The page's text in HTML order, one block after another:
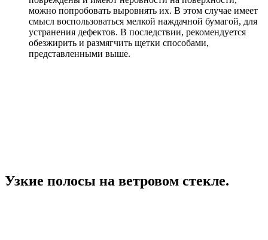
можно попробовать выровнять их. В этом случае имеет
смысл воспользоваться мелкой наждачной бумагой, для
устранения дефектов. В последствии, рекомендуется
обезжирить и размягчить щетки способами,
представленными выше.
Узкие полосы на ветровом стекле.